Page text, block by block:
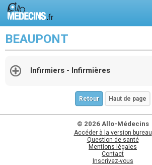
BEAUPONT
Infirmiers - Infirmières
Retour Haut de page
© 2026 Allo-Médecins
Accéder à la version bureau
Question de santé
Mentions légales
Contact
Inscrivez-vous